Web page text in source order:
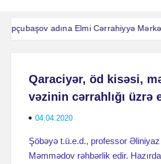
adına Elmi Cərrahiyyə
Qaraciyər, öd kisəsi,
vəzinin cərrahlığı üzrə
04.04.2020
Şöbəyə t.ü.e.d., professor
Məmmədov rəhbərlik edir.